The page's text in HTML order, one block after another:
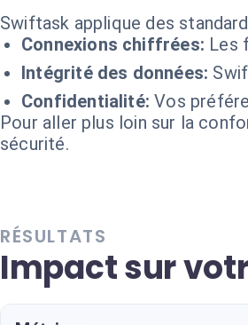
Swiftask applique des
Connexions chiffrées: Les
Intégrité des données:
Confidentialité: Vos
Pour aller plus loin sur la
sécurité.
RÉSULTATS
Impact sur